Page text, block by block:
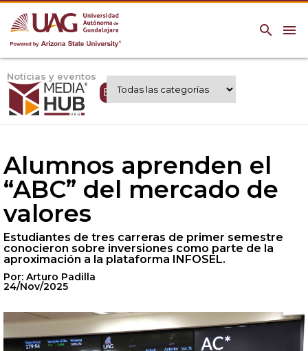
menu
search
Noticias y eventos
Expertos UAG
Alumnos aprenden el
“ABC” del mercado de
valores
Estudiantes de tres carreras de primer semestre
conocieron sobre inversiones como parte de la
aproximación a la plataforma INFOSEL.
Por: Arturo Padilla
24/Nov/2025